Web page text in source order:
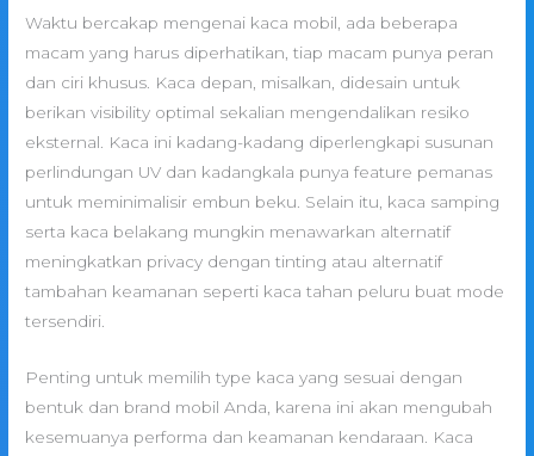
Waktu bercakap mengenai kaca mobil, ada beberapa
macam yang harus diperhatikan, tiap macam punya peran
dan ciri khusus. Kaca depan, misalkan, didesain untuk
berikan visibility optimal sekalian mengendalikan resiko
eksternal. Kaca ini kadang-kadang diperlengkapi susunan
perlindungan UV dan kadangkala punya feature pemanas
untuk meminimalisir embun beku. Selain itu, kaca samping
serta kaca belakang mungkin menawarkan alternatif
meningkatkan privacy dengan tinting atau alternatif
tambahan keamanan seperti kaca tahan peluru buat mode
tersendiri.
Penting untuk memilih type kaca yang sesuai dengan
bentuk dan brand mobil Anda, karena ini akan mengubah
kesemuanya performa dan keamanan kendaraan. Kaca